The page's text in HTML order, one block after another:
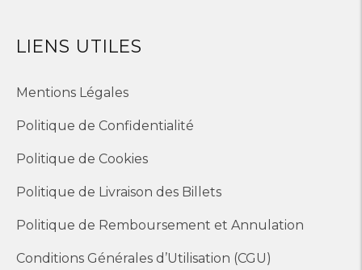
LIENS UTILES
Mentions Légales
Politique de Confidentialité
Politique de Cookies
Politique de Livraison des Billets
Politique de Remboursement et Annulation
Conditions Générales d’Utilisation (CGU)